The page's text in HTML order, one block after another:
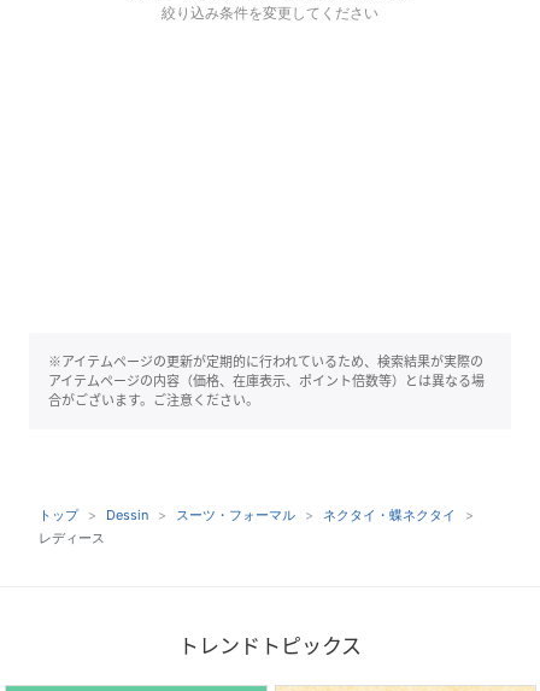
絞り込み条件を変更してください
※アイテムページの更新が定期的に行われているため、検索結果が実際の
アイテムページの内容（価格、在庫表示、ポイント倍数等）とは異なる場
合がございます。ご注意ください。
トップ Dessin スーツ・フォーマル
ネクタイ・蝶ネクタイ
レディース
トレンドトピックス